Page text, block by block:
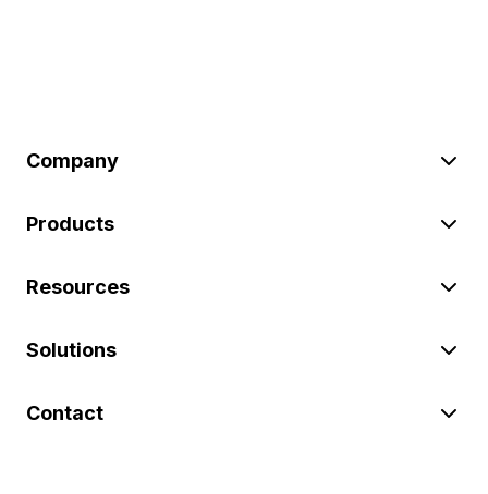
Company
Products
Resources
Solutions
Contact